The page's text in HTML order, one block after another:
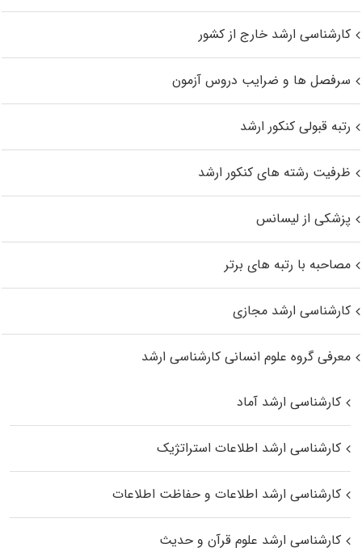
کارشناسی ارشد خارج از کشور
سرفصل ها و ضرایب دروس آزمون
رتبه قبولی کنکور ارشد
ظرفیت رشته های کنکور ارشد
پزشکی از لیسانس
مصاحبه با رتبه های برتر
کارشناسی ارشد مجازی
معرفی گروه علوم انسانی کارشناسی ارشد
کارشناسی ارشد آماد
کارشناسی ارشد اطلاعات استراتژیک
کارشناسی ارشد اطلاعات و حفاظت اطلاعات
کارشناسی ارشد علوم قرآن و حدیث